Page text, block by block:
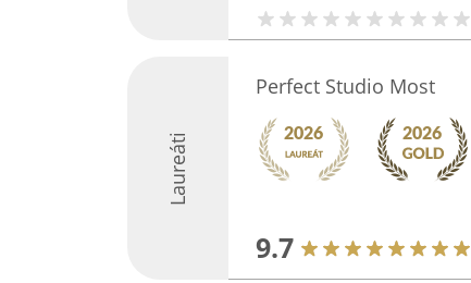
Laureáti
Perfect Studio Most
9.7